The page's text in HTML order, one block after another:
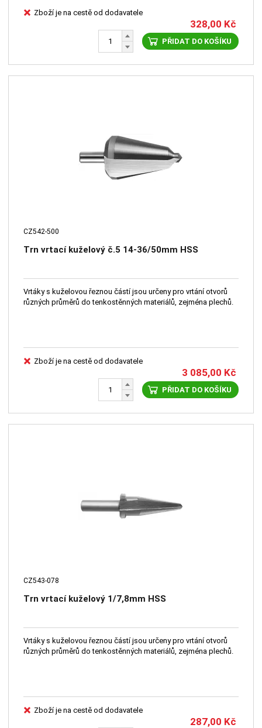
Zboží je na cestě od dodavatele
328,00 Kč
PŘIDAT DO KOŠÍKU
CZ542-500
Trn vrtací kuželový č.5 14-36/50mm HSS
Vrtáky s kuželovou řeznou částí jsou určeny pro vrtání otvorů
různých průměrů do tenkostěnných materiálů, zejména plechů.
Zboží je na cestě od dodavatele
3 085,00 Kč
PŘIDAT DO KOŠÍKU
CZ543-078
Trn vrtací kuželový 1/7,8mm HSS
Vrtáky s kuželovou řeznou částí jsou určeny pro vrtání otvorů
různých průměrů do tenkostěnných materiálů, zejména plechů.
Zboží je na cestě od dodavatele
287,00 Kč